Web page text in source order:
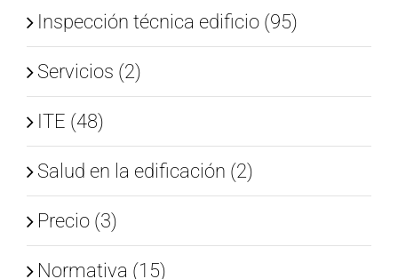
Inspección técnica edificio (95)
Servicios (2)
ITE (48)
Salud en la edificación (2)
Precio (3)
Normativa (15)